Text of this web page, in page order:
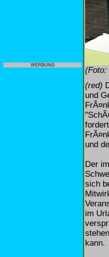
WERBUNG
(Foto:
(red)
und
und
Der
sich
im
kann.